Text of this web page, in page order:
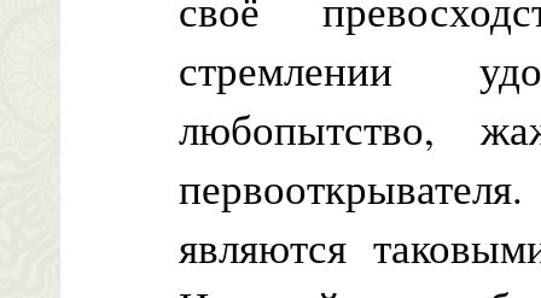
стремлении
любопытство,
являются